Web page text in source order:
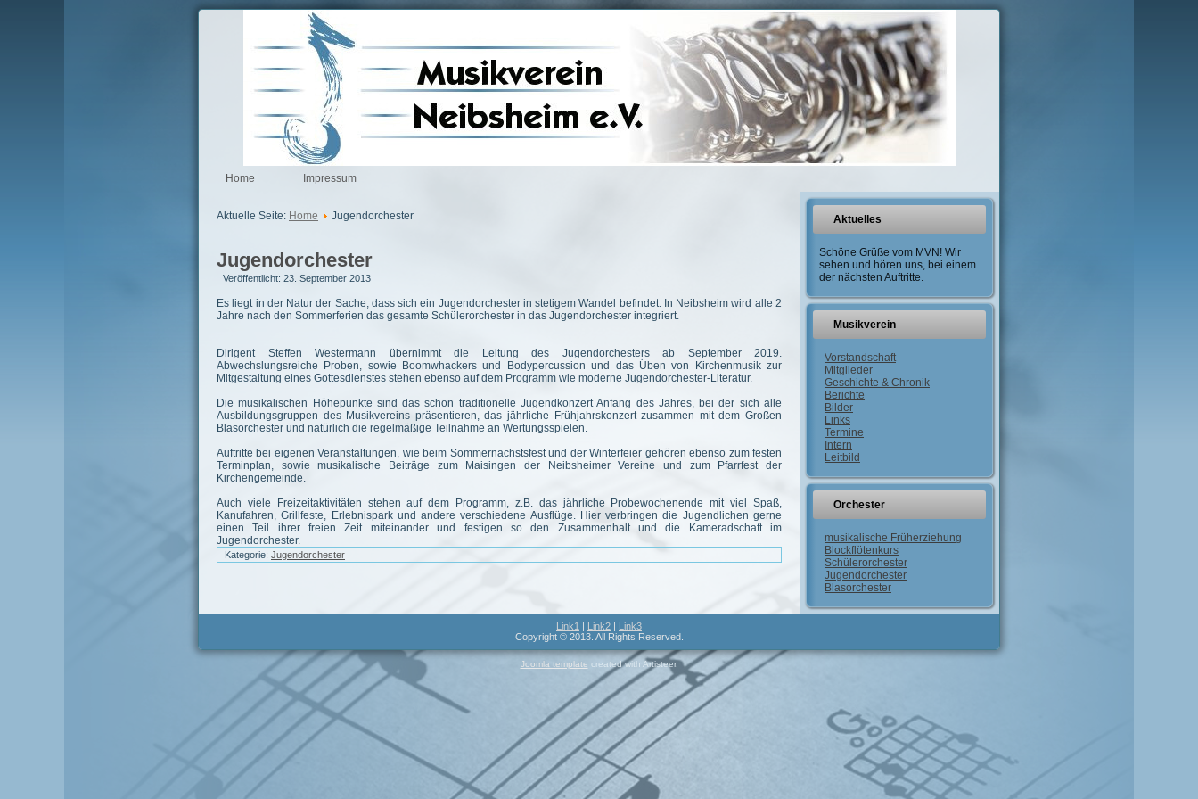
Home Impressum
Aktuelle Seite: Home Jugendorchester
Jugendorchester
Veröffentlicht: 23. September 2013
Es liegt in der Natur der Sache, dass sich ein Jugendorchester in stetigem Wandel befindet. In Neibsheim wird alle 2
Jahre nach den Sommerferien das gesamte Schülerorchester in das Jugendorchester integriert.
Dirigent Steffen Westermann übernimmt die Leitung des Jugendorchesters ab September 2019.
Abwechslungsreiche Proben, sowie Boomwhackers und Bodypercussion und das Üben von Kirchenmusik zur
Mitgestaltung eines Gottesdienstes stehen ebenso auf dem Programm wie moderne Jugendorchester-Literatur.
Die musikalischen Höhepunkte sind das schon traditionelle Jugendkonzert Anfang des Jahres, bei der sich alle
Ausbildungsgruppen des Musikvereins präsentieren, das jährliche Frühjahrskonzert zusammen mit dem Großen
Blasorchester und natürlich die regelmäßige Teilnahme an Wertungsspielen.
Auftritte bei eigenen Veranstaltungen, wie beim Sommernachstsfest und der Winterfeier gehören ebenso zum festen
Terminplan, sowie musikalische Beiträge zum Maisingen der Neibsheimer Vereine und zum Pfarrfest der
Kirchengemeinde.
Auch viele Freizeitaktivitäten stehen auf dem Programm, z.B. das jährliche Probewochenende mit viel Spaß,
Kanufahren, Grillfeste, Erlebnispark und andere verschiedene Ausflüge. Hier verbringen die Jugendlichen gerne
einen Teil ihrer freien Zeit miteinander und festigen so den Zusammenhalt und die Kameradschaft im
Jugendorchester.
Kategorie: Jugendorchester
Aktuelles
Schöne Grüße vom MVN! Wir
sehen und hören uns, bei einem
der nächsten Auftritte.
Musikverein
Vorstandschaft
Mitglieder
Geschichte & Chronik
Berichte
Bilder
Links
Termine
Intern
Leitbild
Orchester
musikalische Früherziehung
Blockflötenkurs
Schülerorchester
Jugendorchester
Blasorchester
Link1 | Link2 | Link3
Copyright © 2013. All Rights Reserved.
Joomla template created with Artisteer.